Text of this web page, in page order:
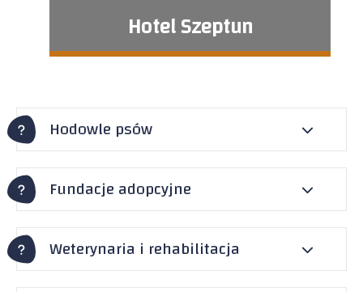
Hotel Szeptun
Hodowle psów
Fundacje adopcyjne
Weterynaria i rehabilitacja